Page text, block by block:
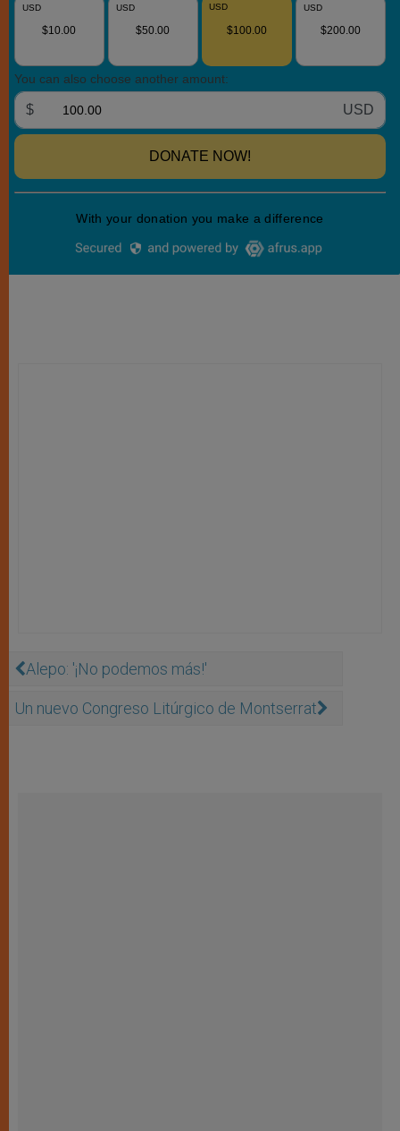
Alepo: '¡No podemos más!'
Un nuevo Congreso Litúrgico de Montserrat